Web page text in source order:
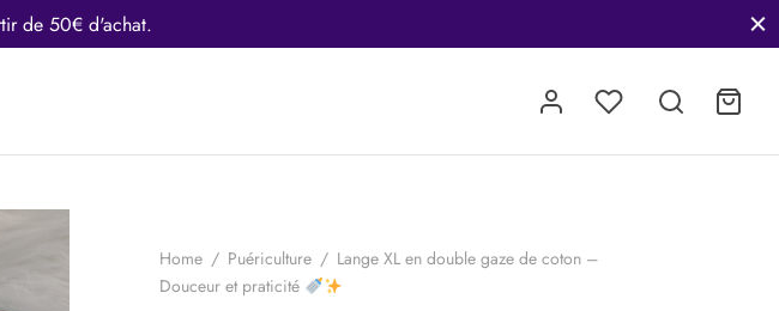
Dès le 1er
Home / Puériculture / Lange XL en double gaze de coton –
Douceur et praticité